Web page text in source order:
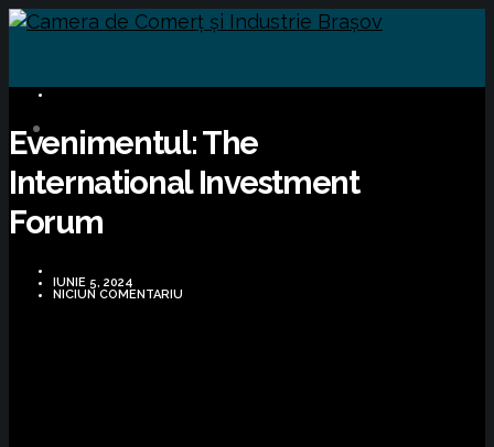
Evenimentul: The
International Investment
Forum
IUNIE 5, 2024
NICIUN COMENTARIU